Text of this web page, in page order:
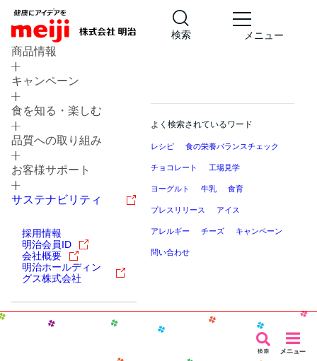
検索 メニュー
商品情報
キャンペーン
食を知る・楽しむ
品質への取り組み
お客様サポート
サステナビリティ
採用情報
明治会員ID
会社概要
明治ホールディン
グス株式会社
よく検索されているワード
レシピ 食の栄養バランスチェック
チョコレート 工場見学
ヨーグルト 牛乳 食育
プレスリリース アイス
アレルギー チーズ キャンペーン
問い合わせ